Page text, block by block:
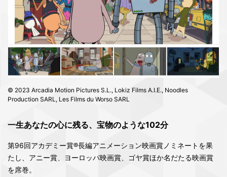
© 2023 Arcadia Motion Pictures S.L., Lokiz Films A.I.E., Noodles
第96回アカデミー賞®長編アニメーション映画賞ノミネートを果
たし、アニー賞、ヨーロッパ映画賞、ゴヤ賞ほか名だたる映画賞